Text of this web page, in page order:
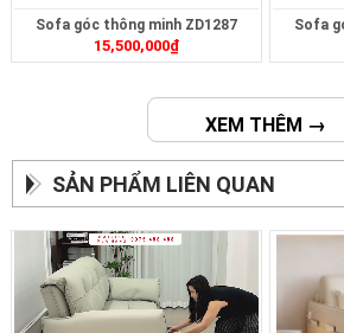
Sofa góc thông minh ZD1287
15,500,000₫
Sofa
XEM THÊM →
SẢN PHẨM LIÊN QUAN